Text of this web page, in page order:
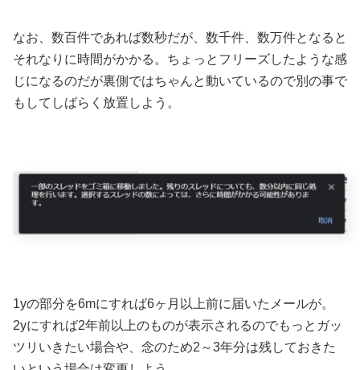
なお、数百件であれば数秒だが、数千件、数万件となると
それなりに時間がかかる。ちょっとフリーズしたような感
じになるのだが裏側ではちゃんと動いているので別の事で
もしてしばらく放置しよう。
1yの部分を6mにすれば6ヶ月以上前に届いたメールが。
2yにすれば2年前以上のものが表示されるのでもっとガッ
ツリいきたい場合や、念のため2～3年分は残しておきた